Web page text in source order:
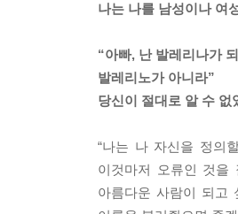
엄마 아빠는 4남매를
뿔뿔이 도시로 흩어졌
--- p.37
라도 주었으면. 삶은
--- p.54
나는 나를 남성이나 여
“아빠, 난 발레리나가
발레리노가 아니라”
당신이 절대로 알 수 없
“나는 나 자신을 정의
이것마저 오류인 것을
아름다운 사람이 되고